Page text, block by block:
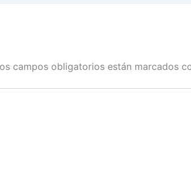
campos obligatorios están marcados